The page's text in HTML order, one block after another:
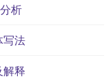
析
写法
释